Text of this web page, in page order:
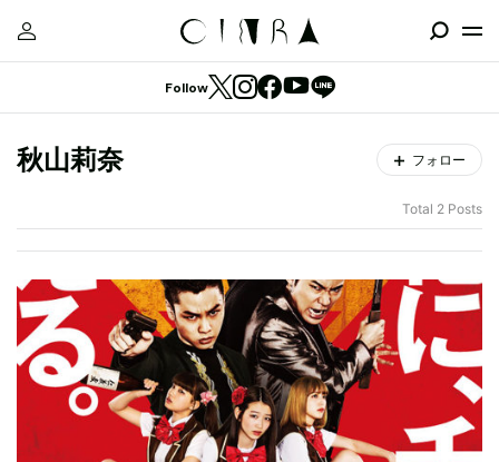
Follow
秋山莉奈 フォロー
Total 2 Posts